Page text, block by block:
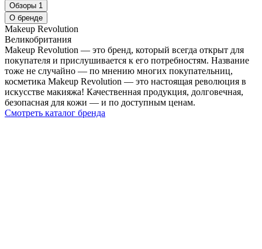
Обзоры 1
О бренде
Makeup Revolution
Великобритания
Makeup Revolution — это бренд, который всегда открыт для
покупателя и прислушивается к его потребностям. Название
тоже не случайно — по мнению многих покупательниц,
косметика Makeup Revolution — это настоящая революция в
искусстве макияжа! Качественная продукция, долговечная,
безопасная для кожи — и по доступным ценам.
Смотреть каталог бренда